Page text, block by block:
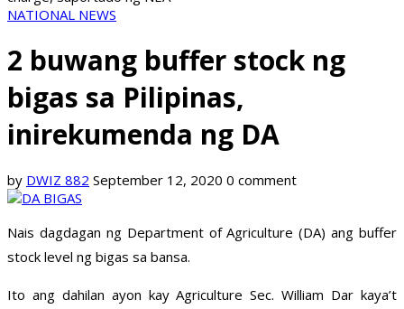
NATIONAL NEWS
2 buwang buffer stock ng
bigas sa Pilipinas,
inirekumenda ng DA
by DWIZ 882 September 12, 2020 0 comment
Nais dagdagan ng Department of Agriculture (DA) ang buffer
stock level ng bigas sa bansa.
Ito ang dahilan ayon kay Agriculture Sec. William Dar kaya’t